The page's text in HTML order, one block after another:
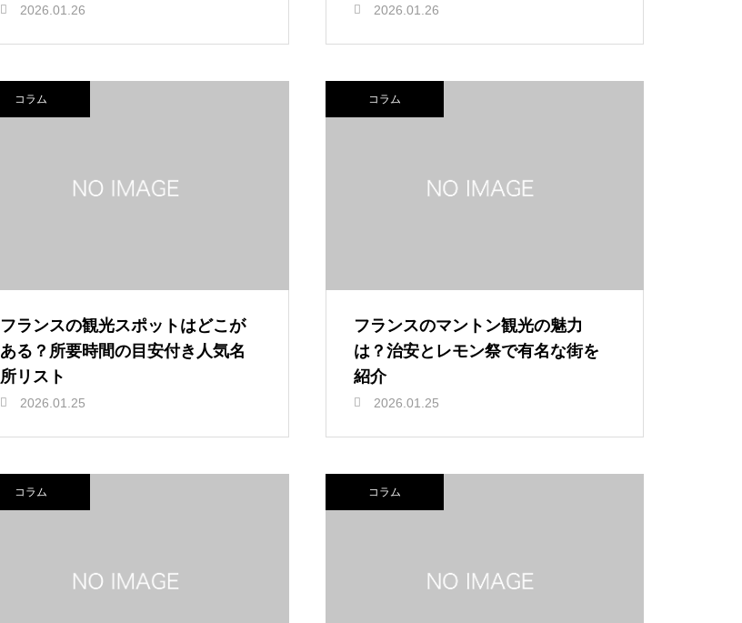
2026.01.26 2026.01.26
コラム
フランスの観光スポットはどこが
ある？所要時間の目安付き人気名
所リスト
2026.01.25
コラム
フランスのマントン観光の魅力
は？治安とレモン祭で有名な街を
紹介
2026.01.25
コラム コラム